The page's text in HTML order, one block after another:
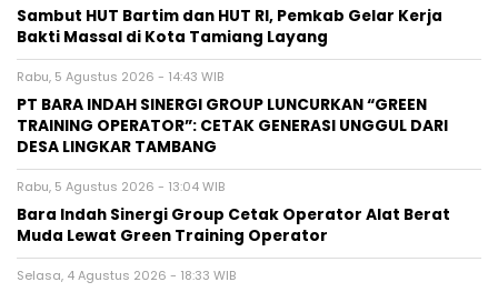
Sambut HUT Bartim dan HUT RI, Pemkab Gelar Kerja
Bakti Massal di Kota Tamiang Layang
Rabu, 5 Agustus 2026 - 14:43 WIB
PT BARA INDAH SINERGI GROUP LUNCURKAN “GREEN
TRAINING OPERATOR”: CETAK GENERASI UNGGUL DARI
DESA LINGKAR TAMBANG
Rabu, 5 Agustus 2026 - 13:04 WIB
Bara Indah Sinergi Group Cetak Operator Alat Berat
Muda Lewat Green Training Operator
Selasa, 4 Agustus 2026 - 18:33 WIB